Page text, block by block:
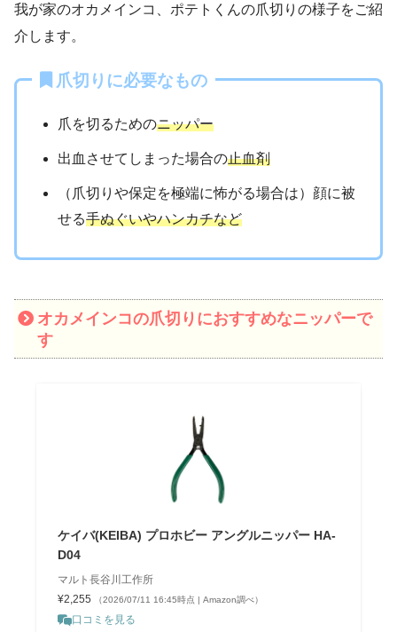
我が家のオカメインコ、ポテトくんの爪切りの様子をご紹
介します。
爪切りに必要なもの
爪を切るためのニッパー
出血させてしまった場合の止血剤
（爪切りや保定を極端に怖がる場合は）顔に被
せる手ぬぐいやハンカチなど
オカメインコの爪切りにおすすめなニッパーで
す
ケイバ(KEIBA) プロホビー アングルニッパー HA-
D04
マルト長谷川工作所
¥2,255
（2026/07/11 16:45時点 | Amazon調べ）
口コミを見る